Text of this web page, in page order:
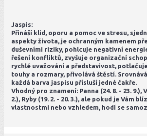
Jaspis:
Přináší klid, oporu a pomoc ve stresu,
aspekty života, je ochranným kamenem
duševními riziky, pohlcuje negativní
řešení konfliktů, zvyšuje organizační
rychlé uvažování a představivost,
touhy a rozmary, přivolává štěstí.
každá barva jaspisu přísluší jedné čakře.
Vhodný pro znamení: Panna (24. 8. - 23. 9.),
2.), Ryby (19. 2. - 20. 3.), ale pokud je Vám
vlastnostmi nebo vzhledem, hodí se